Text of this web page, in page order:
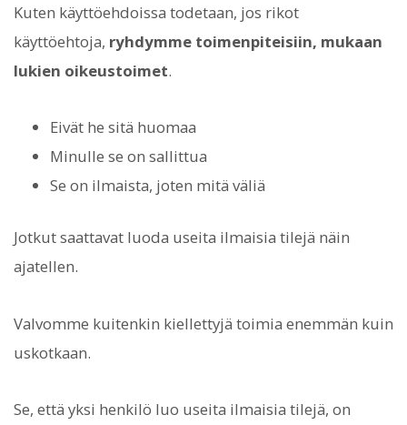
Kuten käyttöehdoissa todetaan, jos rikot
käyttöehtoja, ryhdymme toimenpiteisiin, mukaan
lukien oikeustoimet.
Eivät he sitä huomaa
Minulle se on sallittua
Se on ilmaista, joten mitä väliä
Jotkut saattavat luoda useita ilmaisia tilejä näin
ajatellen.
Valvomme kuitenkin kiellettyjä toimia enemmän kuin
uskotkaan.
Se, että yksi henkilö luo useita ilmaisia tilejä, on